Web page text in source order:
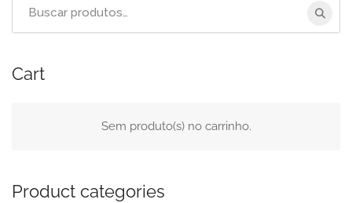
Cart
Sem produto(s) no carrinho.
Product categories